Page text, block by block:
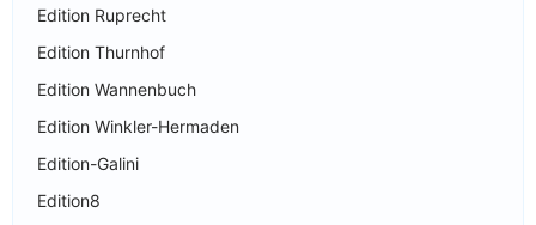
Edition Ruprecht
Edition Thurnhof
Edition Wannenbuch
Edition Winkler-Hermaden
Edition-Galini
Edition8